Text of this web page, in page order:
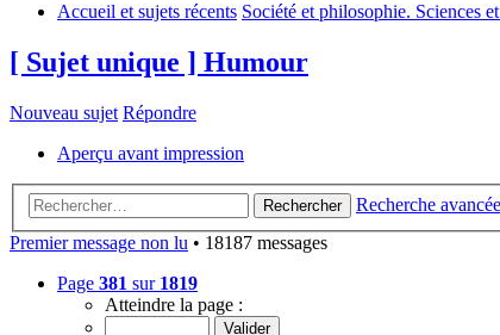
Accueil et sujets récents Société et philosophie. Sciences
[ Sujet unique ] Humour
Nouveau sujet Répondre
Aperçu avant impression
Rechercher
Recherche avancée
Premier message non lu • 18187 messages
Page 381 sur 1819
Atteindre la page :